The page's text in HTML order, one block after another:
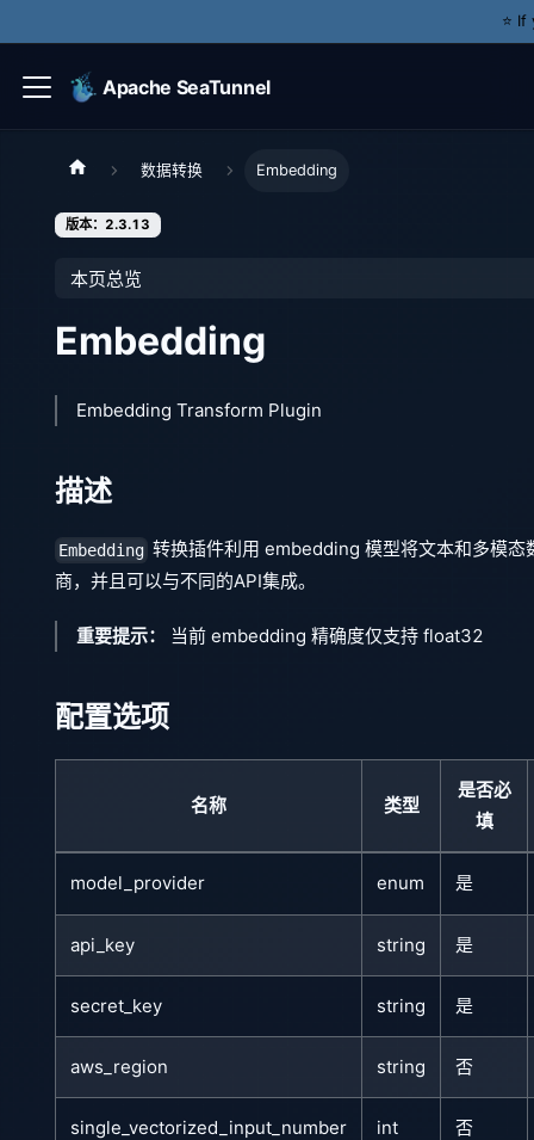
⭐️
Apache SeaTunnel
数据转换 Embedding
版本：2.3.13
本页总览
Embedding
Embedding Transform Plugin
描述
Embedding 转换插件利用 embedding 模型将文本和多模态
商，并且可以与不同的API集成。
重要提示： 当前 embedding 精确度仅支持 float32
配置选项
名称 类型
是否必
填
model_provider enum 是
api_key string 是
secret_key string 是
aws_region string 否
single_vectorized_input_number int 否